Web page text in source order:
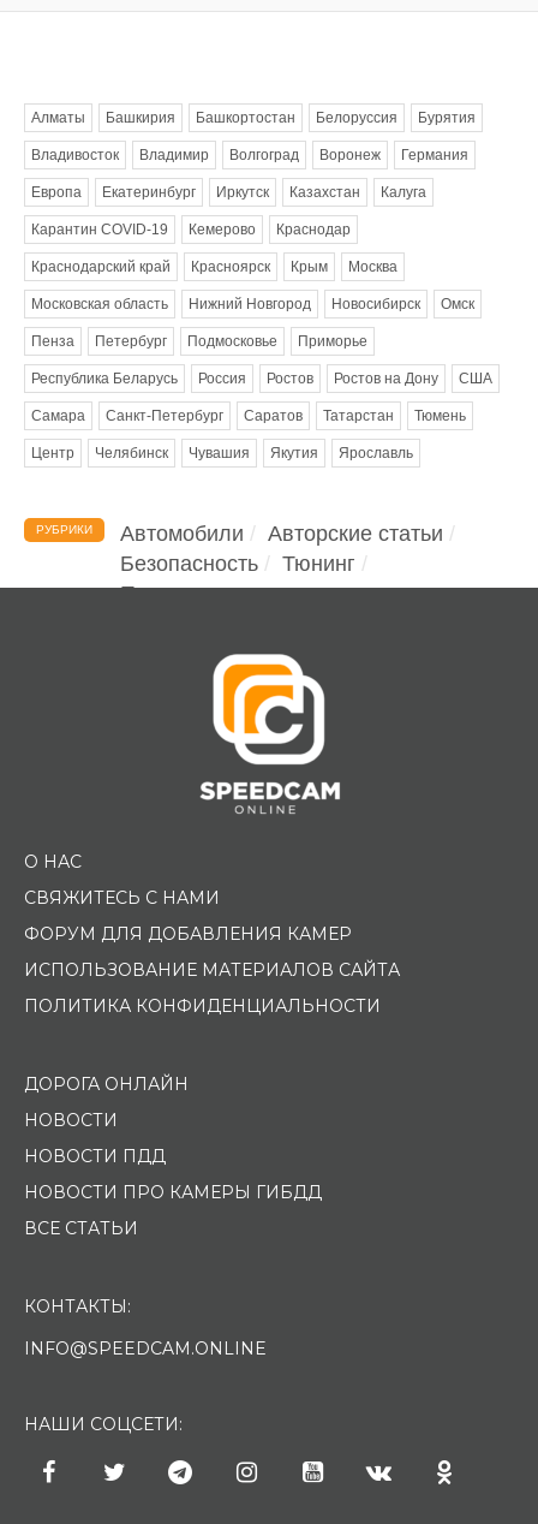
Алматы Башкирия Башкортостан Белоруссия Бурятия
Владивосток Владимир Волгоград Воронеж Германия
Европа Екатеринбург Иркутск Казахстан Калуга
Карантин COVID-19 Кемерово Краснодар
Краснодарский край Красноярск Крым Москва
Московская область Нижний Новгород Новосибирск Омск
Пенза Петербург Подмосковье Приморье
Республика Беларусь Россия Ростов Ростов на Дону США
Самара Санкт-Петербург Саратов Татарстан Тюмень
Центр Челябинск Чувашия Якутия Ярославль
РУБРИКИ Автомобили
Авторские статьи
Безопасность
Тюнинг
Помощь водителю
О НАС
СВЯЖИТЕСЬ С НАМИ
ФОРУМ ДЛЯ ДОБАВЛЕНИЯ КАМЕР
ИСПОЛЬЗОВАНИЕ МАТЕРИАЛОВ САЙТА
ПОЛИТИКА КОНФИДЕНЦИАЛЬНОСТИ
ДОРОГА ОНЛАЙН
НОВОСТИ
НОВОСТИ ПДД
НОВОСТИ ПРО КАМЕРЫ ГИБДД
ВСЕ СТАТЬИ
КОНТАКТЫ:
INFO@SPEEDCAM.ONLINE
НАШИ СОЦСЕТИ: